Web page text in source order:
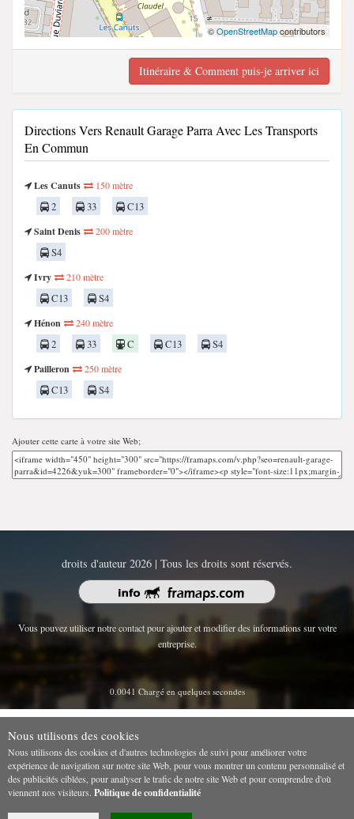
©OpenStreetMapcontributors
Itinéraire & Comment puis-je arriver ici
Directions Vers Renault Garage Parra Avec Les Transports
En Commun
Les Canuts 150 mètre
2 33
C13
Saint Denis
200 mètre
S4
Ivry
210 mètre
C13
S4
Hénon
240 mètre
2 33 C C13
S4
Pailleron
250 mètre
C13 S4
Ajouter cette carte à votre site Web;
droits d'auteur 2026 | Tous les droits sont réservés.
Vous pouvez utiliser notre contact pour ajouter et modifier des informations sur votre
entreprise.
0.0041 Chargé en quelques secondes
Nous utilisons des cookies
Nous utilisons des cookies et d'autres technologies de suivi pour améliorer votre
expérience de navigation sur notre site Web, pour vous montrer un contenu personnalisé et
des publicités ciblées, pour analyser le trafic de notre site Web et pour comprendre d'où
viennent nos visiteurs. Politique de confidentialité